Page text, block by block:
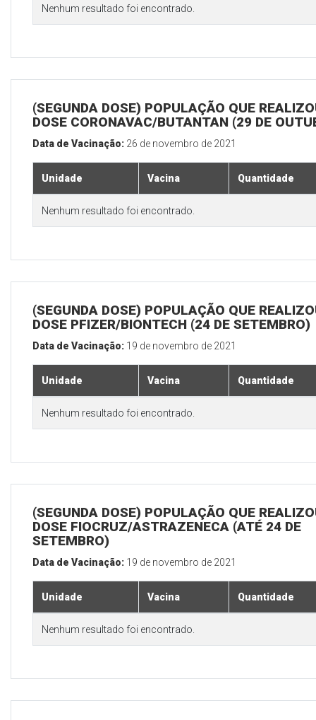
Nenhum resultado foi encontrado.
(SEGUNDA DOSE) POPULAÇÃO QUE
DOSE CORONAVAC/BUTANTAN (29 DE
Data de Vacinação: 26 de novembro de 2021
Unidade Vacina Quantidade
Nenhum resultado foi encontrado.
(SEGUNDA DOSE) POPULAÇÃO QUE
DOSE PFIZER/BIONTECH (24 DE SETEMBRO)
Data de Vacinação: 19 de novembro de 2021
Unidade Vacina Quantidade
Nenhum resultado foi encontrado.
(SEGUNDA DOSE) POPULAÇÃO QUE
DOSE FIOCRUZ/ASTRAZENECA (ATÉ 24 DE
SETEMBRO)
Data de Vacinação: 19 de novembro de 2021
Unidade Vacina Quantidade
Nenhum resultado foi encontrado.